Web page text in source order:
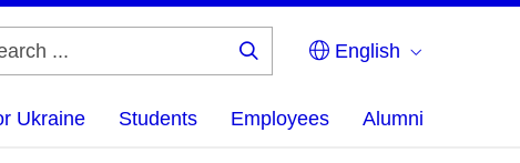
English
Ukraine Students Employees Alumni